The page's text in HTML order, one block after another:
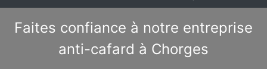
Faites confiance à notre entreprise
anti-cafard à Chorges